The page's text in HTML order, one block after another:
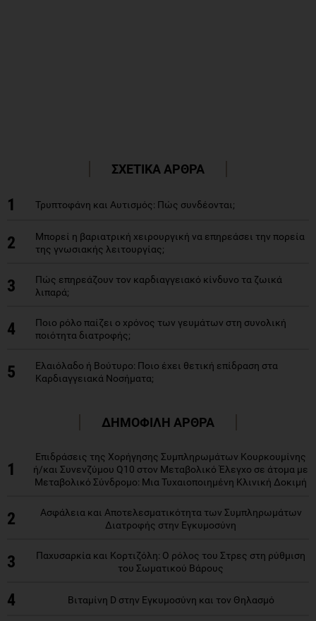
ΣΧΕΤΙΚΑ ΑΡΘΡΑ
1 Τρυπτοφάνη και Αυτισμός: Πώς συνδέονται;
2
Μπορεί η βαριατρική χειρουργική να επηρεάσει την πορεία
της γνωσιακής λειτουργίας;
3
Πώς επηρεάζουν τον καρδιαγγειακό κίνδυνο τα ζωικά
λιπαρά;
4
Ποιο ρόλο παίζει ο χρόνος των γευμάτων στη συνολική
ποιότητα διατροφής;
5
Ελαιόλαδο ή Βούτυρο: Ποιο έχει θετική επίδραση στα
Καρδιαγγειακά Νοσήματα;
ΔΗΜΟΦΙΛΗ ΑΡΘΡΑ
1
Επιδράσεις της Χορήγησης Συμπληρωμάτων Κουρκουμίνης
ή/και Συνενζύμου Q10 στον Μεταβολικό Έλεγχο σε άτομα με
Μεταβολικό Σύνδρομο: Μια Τυχαιοποιημένη Κλινική Δοκιμή
2
Ασφάλεια και Αποτελεσματικότητα των Συμπληρωμάτων
Διατροφής στην Εγκυμοσύνη
3
Παχυσαρκία και Κορτιζόλη: Ο ρόλος του Στρες στη ρύθμιση
του Σωματικού Βάρους
4 Βιταμίνη D στην Εγκυμοσύνη και τον Θηλασμό